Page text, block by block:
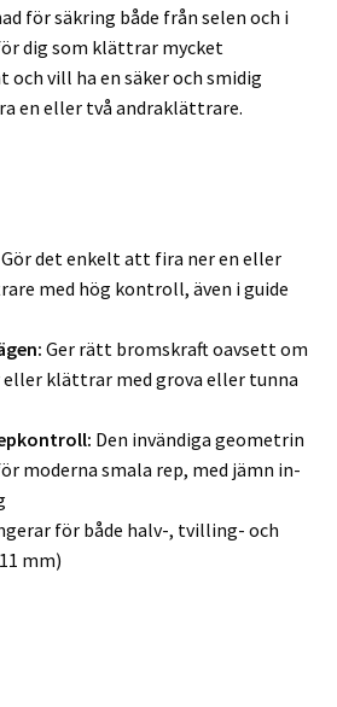
för säkring både från selen och i
dig som klättrar mycket
vill ha en säker och smidig
en eller två andraklättrare.
Gör det enkelt att fira ner en eller
med hög kontroll, även i guide
Ger rätt bromskraft oavsett om
eller klättrar med grova eller tunna
Den invändiga geometrin
moderna smala rep, med jämn in-
för både halv-, tvilling- och
mm)